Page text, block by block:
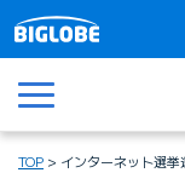
メニュー
TOP インターネット選挙